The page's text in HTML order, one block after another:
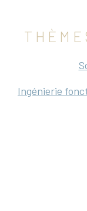
Ingénierie